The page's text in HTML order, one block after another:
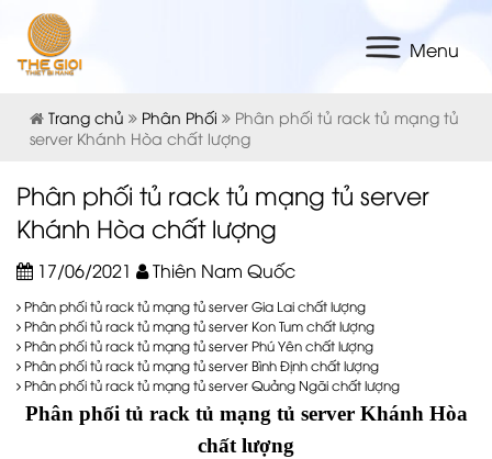
Menu
Trang chủ Phân Phối
Phân phối tủ rack tủ mạng tủ
server Khánh Hòa chất lượng
Phân phối tủ rack tủ mạng tủ server
Khánh Hòa chất lượng
17/06/2021 Thiên Nam Quốc
Phân phối tủ rack tủ mạng tủ server Gia Lai chất lượng
Phân phối tủ rack tủ mạng tủ server Kon Tum chất lượng
Phân phối tủ rack tủ mạng tủ server Phú Yên chất lượng
Phân phối tủ rack tủ mạng tủ server Bình Định chất lượng
Phân phối tủ rack tủ mạng tủ server Quảng Ngãi chất lượng
Phân phối tủ rack tủ mạng tủ serverKhánh Hòa
chất lượng